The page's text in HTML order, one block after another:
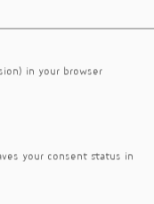
nr. 608
in your browser
your consent status in